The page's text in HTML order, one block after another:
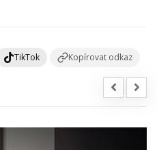
TikTok Kopírovat odkaz